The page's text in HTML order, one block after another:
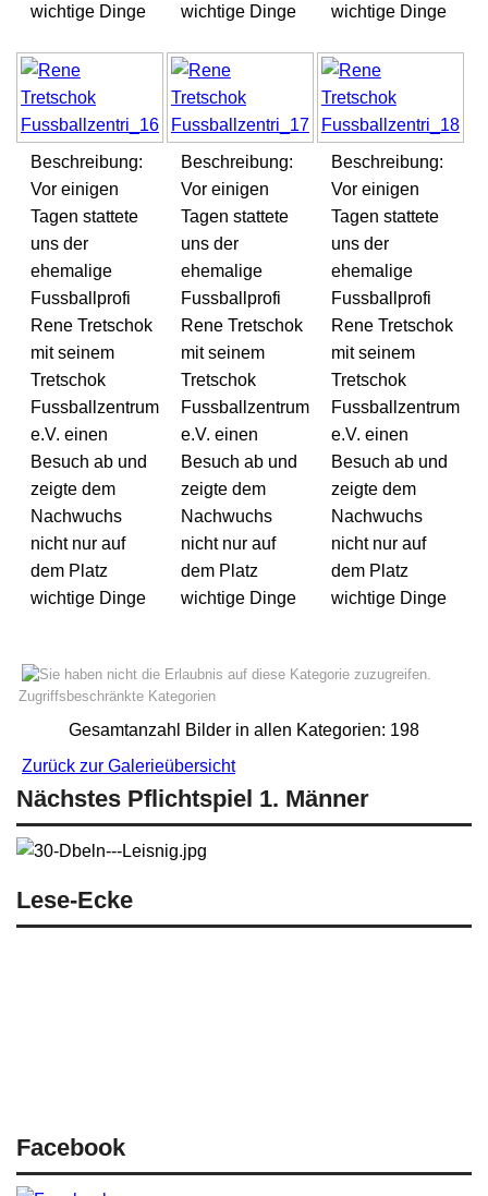
wichtige Dinge
wichtige Dinge
wichtige Dinge
Beschreibung:
Vor einigen
Tagen stattete
uns der
ehemalige
Fussballprofi
Rene Tretschok
mit seinem
Tretschok
Fussballzentrum
e.V. einen
Besuch ab und
zeigte dem
Nachwuchs
nicht nur auf
dem Platz
wichtige Dinge
Beschreibung:
Vor einigen
Tagen stattete
uns der
ehemalige
Fussballprofi
Rene Tretschok
mit seinem
Tretschok
Fussballzentrum
e.V. einen
Besuch ab und
zeigte dem
Nachwuchs
nicht nur auf
dem Platz
wichtige Dinge
Beschreibung:
Vor einigen
Tagen stattete
uns der
ehemalige
Fussballprofi
Rene Tretschok
mit seinem
Tretschok
Fussballzentrum
e.V. einen
Besuch ab und
zeigte dem
Nachwuchs
nicht nur auf
dem Platz
wichtige Dinge
Zugriffsbeschränkte Kategorien
Gesamtanzahl Bilder in allen Kategorien: 198
Zurück zur Galerieübersicht
Nächstes Pflichtspiel 1. Männer
Lese-Ecke
Facebook